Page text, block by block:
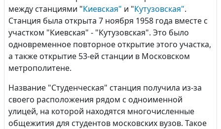
между станциями "Киевская" и "Кутузовская".
Станция была открыта 7 ноября 1958 года вместе с
участком "Киевская" - "Кутузовская". Это было
одновременное повторное открытие этого участка,
а также открытие 53-ей станции в Московском
метрополитене.
Название "Студенческая" станция получила из-за
своего расположения рядом с одноименной
улицей, на которой находятся многочисленные
общежития для студентов московских вузов. Такое